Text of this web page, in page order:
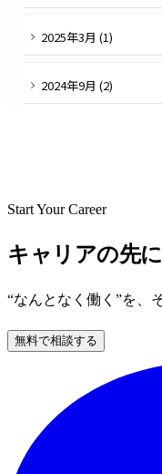
2025年3月 (1)
2024年9月 (2)
Start Your Career
キャリアの先に
“なんとなく働く”を、
無料で相談する